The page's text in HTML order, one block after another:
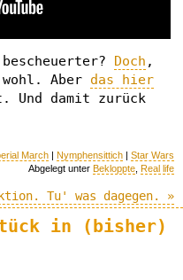
Doch ,
Aber das hier
Und damit zurück
March | Nymphensittich | Star Wars
Abgelegt unter Bekloppte Real life
Tu' was dagegen. »
in (bisher)